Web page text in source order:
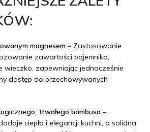
magnesem – Zastosowanie
zawartości pojemnika,
wieczko, zapewniając jednocześnie
dostęp do przechowywanych
trwałego bambusa –
ciepła i elegancji kuchni, a solidna